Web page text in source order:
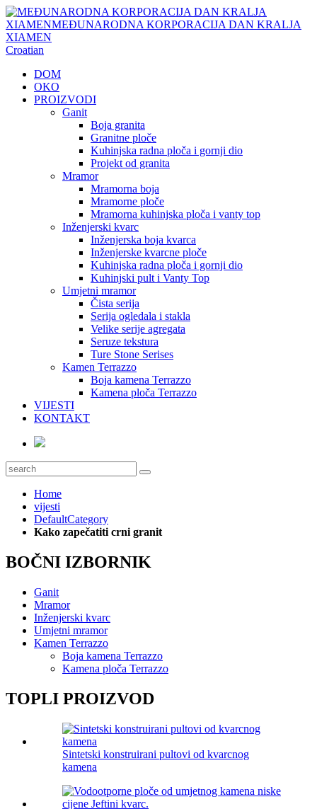
Croatian
DOM
OKO
PROIZVODI
Ganit
Boja granita
Granitne ploče
Kuhinjska radna ploča i gornji dio
Projekt od granita
Mramor
Mramorna boja
Mramorne ploče
Mramorna kuhinjska ploča i vanty top
Inženjerski kvarc
Inženjerska boja kvarca
Inženjerske kvarcne ploče
Kuhinjska radna ploča i gornji dio
Kuhinjski pult i Vanty Top
Umjetni mramor
Čista serija
Serija ogledala i stakla
Velike serije agregata
Seruze tekstura
Ture Stone Serises
Kamen Terrazzo
Boja kamena Terrazzo
Kamena ploča Terrazzo
VIJESTI
KONTAKT
Home
vijesti
DefaultCategory
Kako zapečatiti crni granit
BOČNI IZBORNIK
Ganit
Mramor
Inženjerski kvarc
Umjetni mramor
Kamen Terrazzo
Boja kamena Terrazzo
Kamena ploča Terrazzo
TOPLI PROIZVOD
Sintetski konstruirani pultovi od kvarcnog
kamena